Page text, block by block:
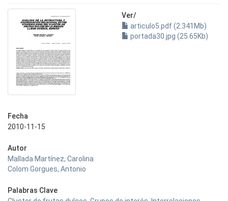
Ver/
articulo5.pdf (2.341Mb)
portada30.jpg (25.65Kb)
Fecha
2010-11-15
Autor
Mallada Martínez, Carolina
Colom Gorgues, Antonio
Palabras Clave